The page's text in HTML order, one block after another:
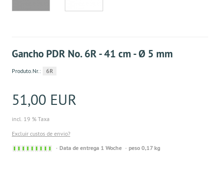
Gancho PDR No. 6R - 41 cm - Ø 5 mm
Produto.Nr.: 6R
51,00 EUR
incl. 19 % Taxa
Excluir custos de envio?
Sofort
Data de entrega 1 Woche peso 0,17 kg